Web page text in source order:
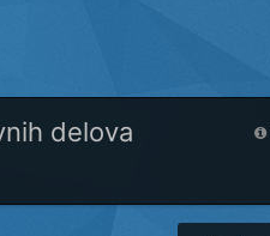
delova